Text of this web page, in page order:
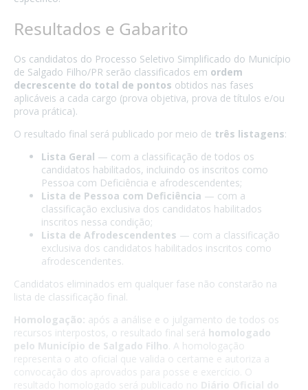
Resultados e Gabarito
Os candidatos do Processo Seletivo Simplificado do Município
de Salgado Filho/PR serão classificados em ordem
decrescente do total de pontos obtidos nas fases
aplicáveis a cada cargo (prova objetiva, prova de títulos e/ou
prova prática).
O resultado final será publicado por meio de três listagens:
Lista Geral — com a classificação de todos os
candidatos habilitados, incluindo os inscritos como
Pessoa com Deficiência e afrodescendentes;
Lista de Pessoa com Deficiência — com a
classificação exclusiva dos candidatos habilitados
inscritos nessa condição;
Lista de Afrodescendentes — com a classificação
exclusiva dos candidatos habilitados inscritos como
afrodescendentes.
Candidatos eliminados em qualquer fase não constarão na
lista de classificação final.
Homologação: após a análise e o julgamento de todos os
recursos interpostos, o resultado final será homologado
pelo Município de Salgado Filho . A homologação
representa o ato oficial que valida o certame e autoriza a
convocação dos aprovados para posse e exercício. O